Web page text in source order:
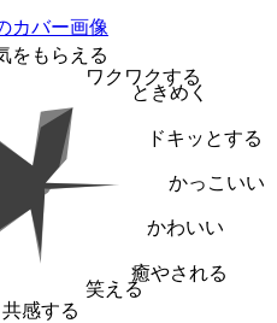
をもらえる
ワクワクする
ときめく
ドキッとする
かっこいい
かわいい
癒やされる
笑える
共感する